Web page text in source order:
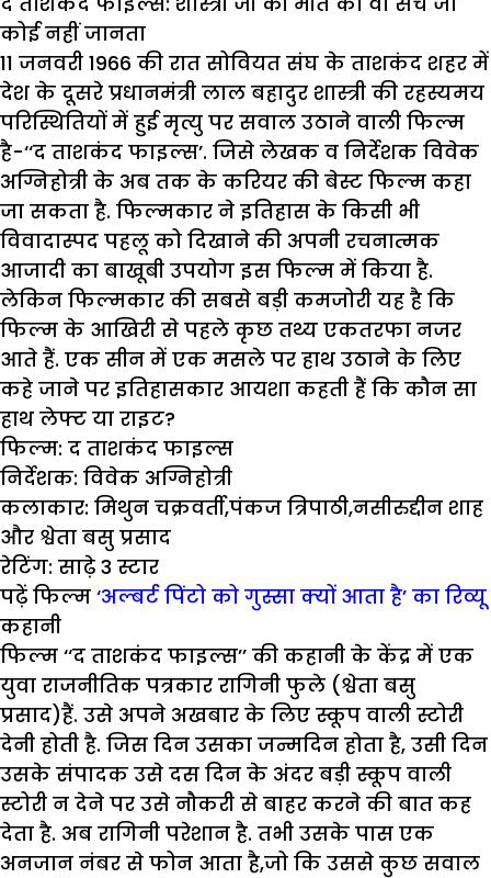
कोई नहीं जानता
11 जनवरी 1966 की रात सोवियत संघ के ताशकंद शहर में
देश के दूसरे प्रधानमंत्री लाल बहादुर शास्त्री की रहस्यमय
परिस्थितियों में हुई मृत्यु पर सवाल उठाने वाली फिल्म
है-‘‘द ताशकंद फाइल्स’. जिसे लेखक व निर्देशक विवेक
अग्निहोत्री के अब तक के करियर की बेस्ट फिल्म कहा
जा सकता है. फिल्मकार ने इतिहास के किसी भी
विवादास्पद पहलू को दिखाने की अपनी रचनात्मक
आजादी का बाखूबी उपयोग इस फिल्म में किया है.
लेकिन फिल्मकार की सबसे बड़ी कमजोरी यह है कि
फिल्म के आखिरी से पहले कृछ तथ्य एकतरफा नजर
आते हैं. एक सीन में एक मसले पर हाथ उठाने के लिए
कहे जाने पर इतिहासकार आयशा कहती हैं कि कौन सा
हाथ लेफ्ट या राइट?
फिल्म: द ताशकंद फाइल्स
निर्देशक: विवेक अग्निहोत्री
कलाकार: मिथुन चक्रवर्ती,पंकज त्रिपाठी,नसीरुद्दीन शाह
और श्वेता बसु प्रसाद
रेटिंग: साढ़े 3 स्टार
पढ़ें फिल्म ‘अल्बर्ट पिंटो को गुस्सा क्यों आता है’ का रिव्यू
कहानी
फिल्म ‘‘द ताशकंद फाइल्स’’ की कहानी के केंद्र में एक
युवा राजनीतिक पत्रकार रागिनी फुले (श्वेता बसु
प्रसाद)हैं. उसे अपने अखबार के लिए स्कूप वाली स्टोरी
देनी होती है. जिस दिन उसका जन्मदिन होता है, उसी दिन
उसके संपादक उसे दस दिन के अंदर बड़ी स्कूप वाली
स्टोरी न देने पर उसे नौकरी से बाहर करने की बात कह
देता है. अब रागिनी परेशान है. तभी उसके पास एक
अनजान नंबर से फोन आता है,जो कि उससे कुछ सवाल